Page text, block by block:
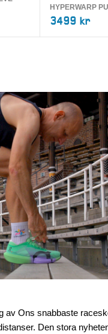
HYPERWARP
3499 kr
av Ons snabbaste
Den stora